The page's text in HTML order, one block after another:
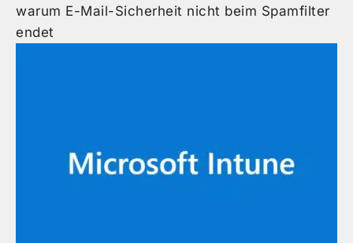
warum E-Mail-Sicherheit nicht beim Spamfilter
endet